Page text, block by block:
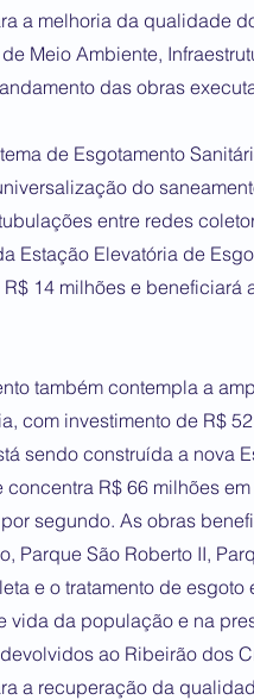
a melhoria da qualidade
Meio Ambiente,
das obras
de Esgotamento
do
entre redes
Estação Elevatória de
14 milhões e
também contempla a
com investimento de R$
sendo construída a nova
concentra R$ 66 milhões
segundo. As obras
Parque São Roberto II,
e o tratamento de
vida da população e na
ao Ribeirão dos
a recuperação da